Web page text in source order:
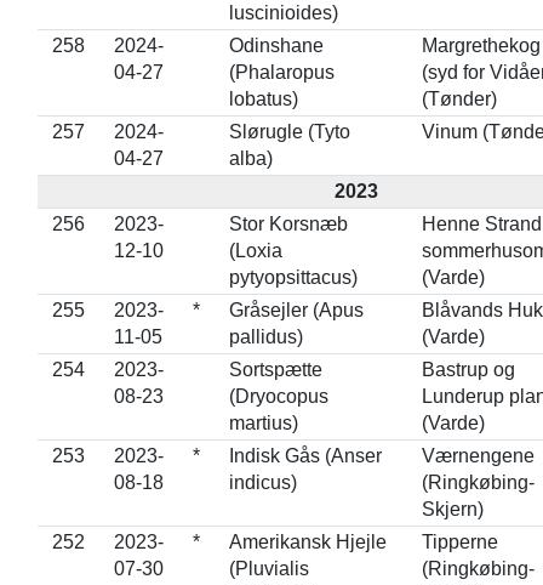
luscinioides)
258
2024-
04-27
Odinshane
(Phalaropus
lobatus)
(syd for
(Tønder)
257
2024-
04-27
Slørugle (Tyto
alba)
Vinum
2023
256
2023-
12-10
Stor Korsnæb
(Loxia
pytyopsittacus)
Henne Strand
(Varde)
255
2023-
11-05
*
Gråsejler (Apus
pallidus)
Blåvands Huk
(Varde)
254
2023-
08-23
Sortspætte
(Dryocopus
martius)
Bastrup og
Lunderup
(Varde)
253
2023-
08-18
*
Indisk Gås (Anser
indicus)
Værnengene
(Ringkøbing-
Skjern)
252
2023-
07-30
*
Amerikansk Hjejle
(Pluvialis
Tipperne
(Ringkøbing-